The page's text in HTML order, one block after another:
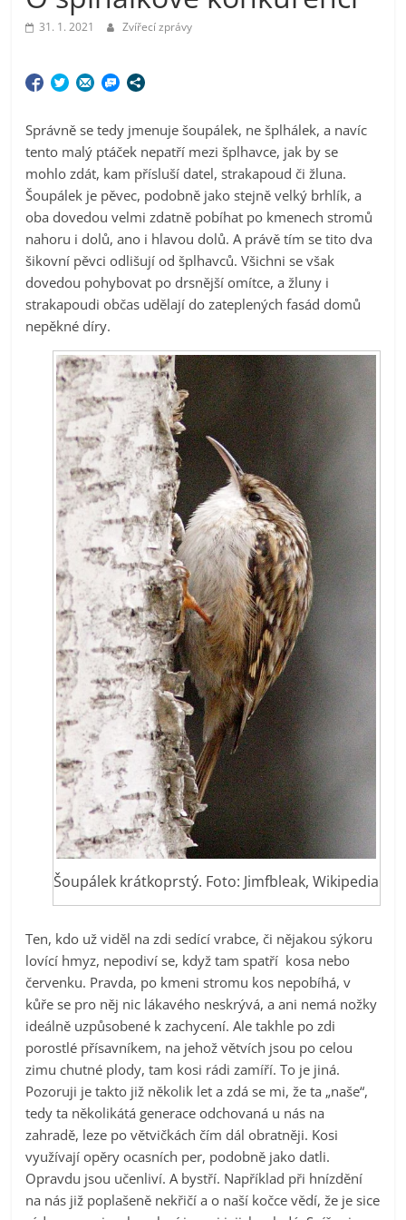
31. 1. 2021 Zvířecí zprávy
Správně se tedy jmenuje šoupálek, ne šplhálek, a navíc
tento malý ptáček nepatří mezi šplhavce, jak by se
mohlo zdát, kam přísluší datel, strakapoud či žluna.
Šoupálek je pěvec, podobně jako stejně velký brhlík, a
oba dovedou velmi zdatně pobíhat po kmenech stromů
nahoru i dolů, ano i hlavou dolů. A právě tím se tito dva
šikovní pěvci odlišují od šplhavců. Všichni se však
dovedou pohybovat po drsnější omítce, a žluny i
strakapoudi občas udělají do zateplených fasád domů
nepěkné díry.
Šoupálek krátkoprstý. Foto: Jimfbleak, Wikipedia
Ten, kdo už viděl na zdi sedící vrabce, či nějakou sýkoru
lovící hmyz, nepodiví se, když tam spatří kosa nebo
červenku. Pravda, po kmeni stromu kos nepobíhá, v
kůře se pro něj nic lákavého neskrývá, a ani nemá nožky
ideálně uzpůsobené k zachycení. Ale takhle po zdi
porostlé přísavníkem, na jehož větvích jsou po celou
zimu chutné plody, tam kosi rádi zamíří. To je jiná.
Pozoruji je takto již několik let a zdá se mi, že ta „naše“,
tedy ta několikátá generace odchovaná u nás na
zahradě, leze po větvičkách čím dál obratněji. Kosi
využívají opěry ocasních per, podobně jako datli.
Opravdu jsou učenliví. A bystří. Například při hnízdění
na nás již poplašeně nekřičí a o naší kočce vědí, že je sice